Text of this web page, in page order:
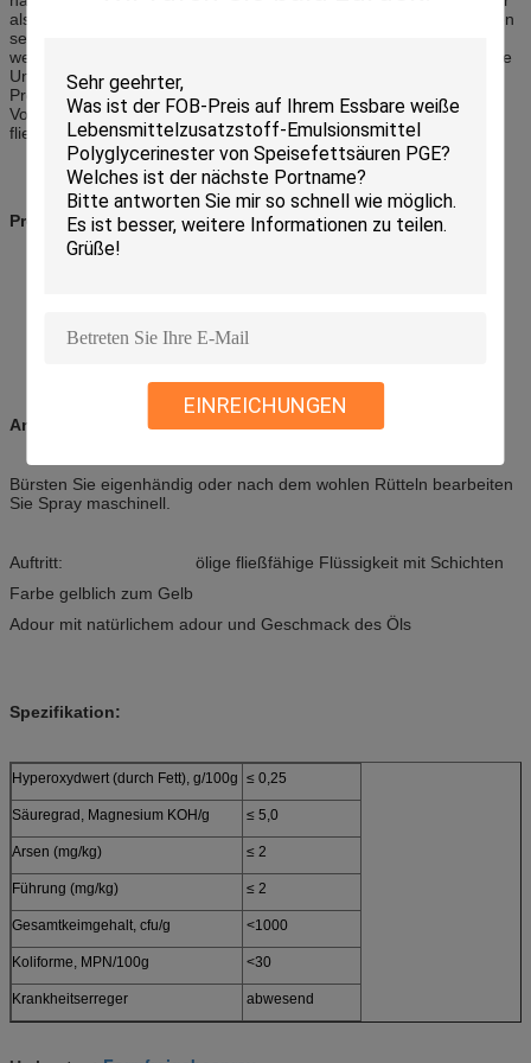
EINREICHUNGEN
als Salatöl und verringert Lampenruß während des Backens wegen
seines höheren Rauchpunktes. Der Atomisierungseffekt ist solid,
wenn er diesen Produkt- und Maschinenspray verwendet, weil eine
Uniform und eine Stretchfolie um die Formen gebildet wird. Der
Produktfreigabeeffekt ist Ton, selbst wenn der Maschinenspray im
Voraus ohne alles getan wird, das in die Unterseite von Formen
fließt.
Produkteigenschaften und -funktion:
Höherer Rauchpunkt mit weniger Lampenruß.
Anwendungsmethode:
Bürsten Sie eigenhändig oder nach dem wohlen Rütteln bearbeiten
Sie Spray maschinell.
Auftritt: ölige fließfähige Flüssigkeit mit Schichten
Farbe gelblich zum Gelb
Adour mit natürlichem adour und Geschmack des Öls
Spezifikation:
Hyperoxydwert (durch Fett), g/100g ≤ 0,25
Säuregrad, Magnesium KOH/g ≤ 5,0
Arsen (mg/kg) ≤ 2
Führung (mg/kg) ≤ 2
Gesamtkeimgehalt, cfu/g <1000
Koliforme, MPN/100g <30
Krankheitserreger abwesend